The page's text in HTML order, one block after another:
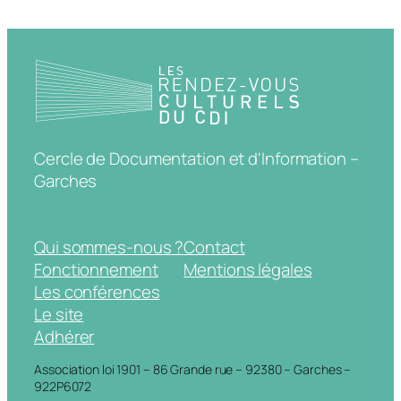
Cercle de Documentation et d'Information –
Garches
Qui sommes-nous ?
Fonctionnement
Les conférences
Le site
Adhérer
Contact
Mentions légales
Association loi 1901 – 86 Grande rue – 92380 – Garches –
922P6072